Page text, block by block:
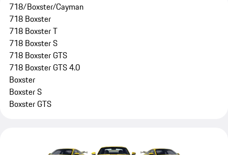
718/Boxster/Cayman
718 Boxster
718 Boxster T
718 Boxster S
718 Boxster GTS
718 Boxster GTS 4.0
Boxster
Boxster S
Boxster GTS